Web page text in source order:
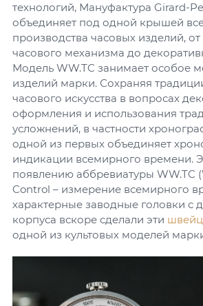
технологий, Мануфактура Girard-
объединяет под одной крышей
производства часовых изделий,
часового механизма до
Модель WW.TC занимает особое
изделий марки. Сохраняя
часового искусства в вопросах
оформления и использования
усложнений, в частности
одной из первых объединяет
индикации всемирного времени.
появлению аббревиатуры WW.TC
Control – измерение всемирного
характерные заводные головки с
корпуса вскоре сделали эти
одной из культовых моделей